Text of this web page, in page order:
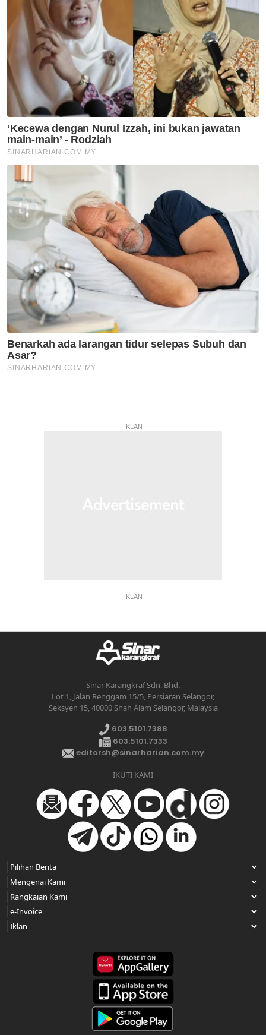
- IKLAN -
- IKLAN -
Sinar Karangkraf Sdn. Bhd.
Lot 1, Jalan Renggam 15/5, Persiaran Selangor,
Seksyen 15, 40000 Shah Alam Selangor, Malaysia
603.5101.7388
603.5101.7333
editorsh@sinarharian.com.my
IKUTI KAMI